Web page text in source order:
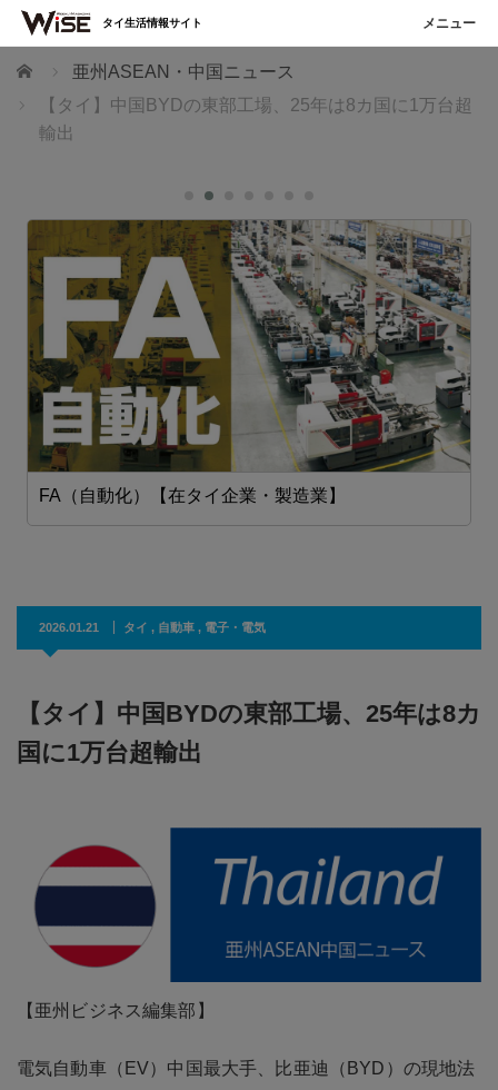
ホーム
亜州ASEAN・中国ニュース
【タイ】中国BYDの東部工場、25年は8カ国に1万台超
輸出
FA（自動化）【在タイ企業・製造業】
2026.01.21 タイ , 自動車 , 電子・電気
【タイ】中国BYDの東部工場、25年は8カ
国に1万台超輸出
【亜州ビジネス編集部】
電気自動車（EV）中国最大手、比亜迪（BYD）の現地法
タイ生活情報サイト